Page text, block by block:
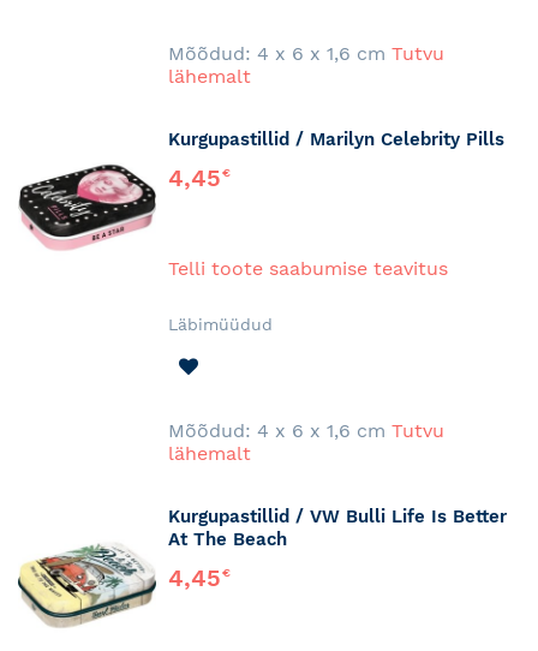
Mõõdud: 4 x 6 x 1,6 cm Tutvu
lähemalt
Kurgupastillid / Marilyn Celebrity Pills
4,45€
Telli toote saabumise teavitus
Läbimüüdud
Mõõdud: 4 x 6 x 1,6 cm Tutvu
lähemalt
Kurgupastillid / VW Bulli Life Is Better
At The Beach
4,45€